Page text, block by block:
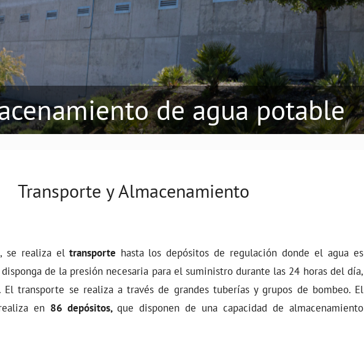
de agua potable
Transporte y Almacenamiento
se realiza eltransporte hasta los depósitos de regulación donde el agua es
de la presión necesaria para el suministro durante las 24 horas del día,
transporte se realiza a través de grandes tuberías y grupos de bombeo. El
en 86 depósitos, que disponen de una capacidad de almacenamiento